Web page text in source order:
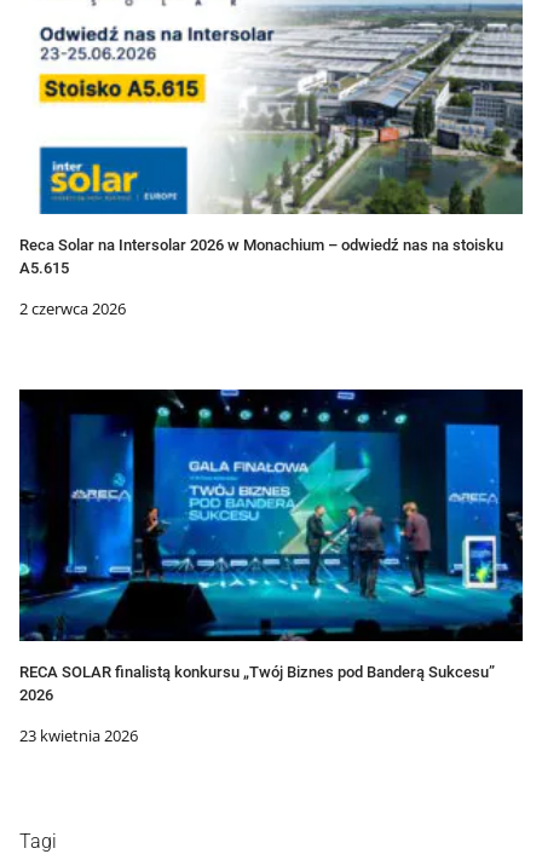
Reca Solar na Intersolar 2026 w Monachium – odwiedź nas na stoisku
A5.615
2 czerwca 2026
RECA SOLAR finalistą konkursu „Twój Biznes pod Banderą Sukcesu”
2026
23 kwietnia 2026
Tagi